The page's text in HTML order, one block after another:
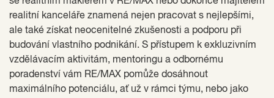
realitní kanceláře znamená nejen pracovat s nejlepšími,
ale také získat neocenitelné zkušenosti a podporu při
budování vlastního podnikání. S přístupem k exkluzivním
vzdělávacím aktivitám, mentoringu a odbornému
poradenství vám RE/MAX pomůže dosáhnout
maximálního potenciálu, ať už v rámci týmu, nebo jako